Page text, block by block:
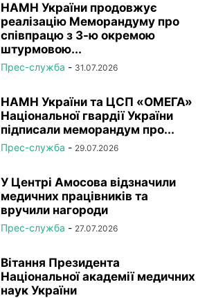
НАМН України продовжує
реалізацію Меморандуму про
співпрацю з 3-ю окремою
штурмовою...
Прес-служба - 31.07.2026
НАМН України та ЦСП «ОМЕГА»
Національної гвардії України
підписали меморандум про...
Прес-служба - 29.07.2026
У Центрі Амосова відзначили
медичних працівників та
вручили нагороди
Прес-служба - 27.07.2026
Вітання Президента
Національної академії медичних
наук України